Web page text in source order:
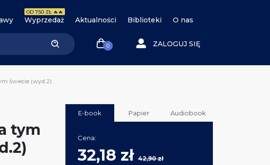
Wyprzedaż
OD 7.50 ZŁ 🔥🔥
Aktualności Biblioteki O nas
0 ZALOGUJ SIĘ
świecie (wyd.2)
tym
E-book Papier Audiobook
Cena:
32,18 zł42,90 zł